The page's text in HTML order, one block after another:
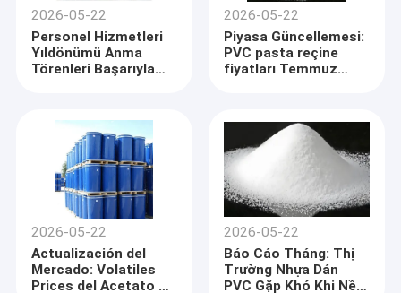
2026-05-22
Personel Hizmetleri
Yıldönümü Anma
Törenleri Başarıyla
2026-05-22
Piyasa Güncellemesi:
PVC pasta reçine
fiyatları Temmuz
2026-05-22
Actualización del
Mercado: Volatiles
Prices del Acetato de
2026-05-22
Báo Cáo Tháng: Thị
Trường Nhựa Dán
PVC Gặp Khó Khi Nền